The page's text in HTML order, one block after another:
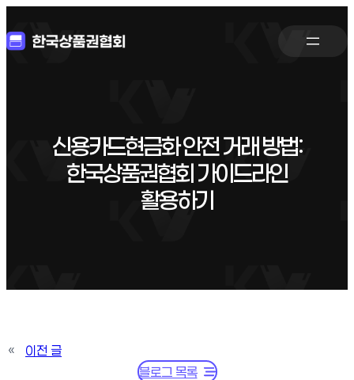
신용카드현금화 안전 거래 방법:
한국상품권협회 가이드라인
활용하기
«
이전 글
블로그 목록